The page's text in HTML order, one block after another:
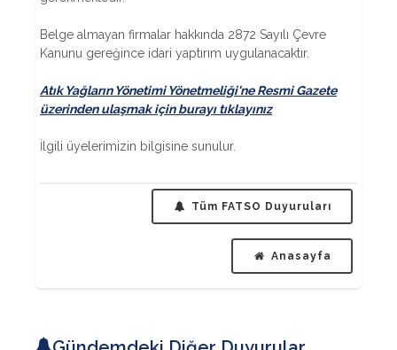
Belge almayan firmalar hakkında 2872 Sayılı Çevre
Kanunu gereğince idari yaptırım uygulanacaktır.
Atık Yağların Yönetimi Yönetmeliği'ne Resmi Gazete
üzerinden ulaşmak için burayı tıklayınız
İlgili üyelerimizin bilgisine sunulur.
Tüm FATSO Duyuruları
Anasayfa